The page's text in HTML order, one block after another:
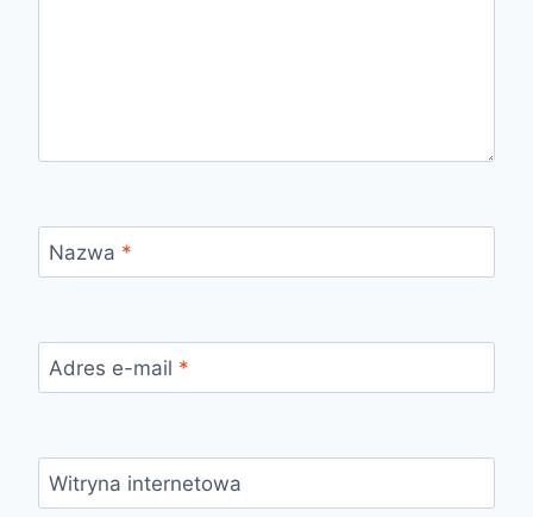
Nazwa *
Adres e-mail *
Witryna internetowa